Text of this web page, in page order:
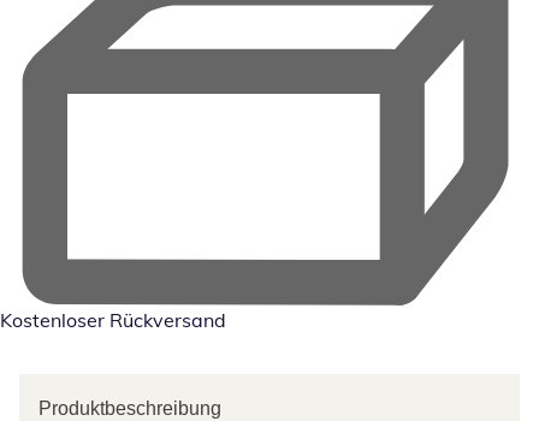
Kostenloser Rückversand
Produktbeschreibung